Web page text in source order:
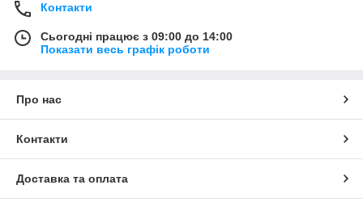
Контакти
Сьогодні працює з 09:00 до 14:00
Показати весь графік роботи
Про нас
Контакти
Доставка та оплата